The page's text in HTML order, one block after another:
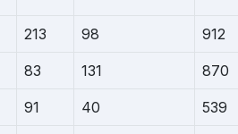
213 98 912
83 131 870
91 40 539